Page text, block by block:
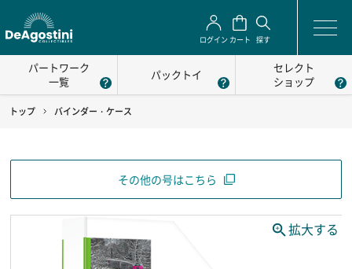
ログイン カート 探す
パートワーク
一覧
パックトイ
セレクト
ショップ
トップ バインダー・ケース
その他の号はこちら